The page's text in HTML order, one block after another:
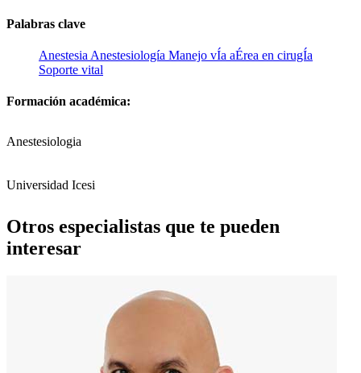
Palabras clave
Anestesia Anestesiología Manejo vÍa aÉrea en cirugÍa
Soporte vital
Formación académica:
Anestesiologia
Universidad Icesi
Otros especialistas que te pueden
interesar